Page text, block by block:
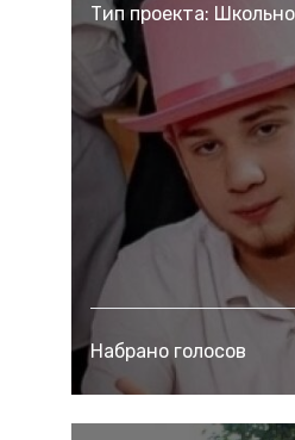
Тип проекта:
Набрано голосов